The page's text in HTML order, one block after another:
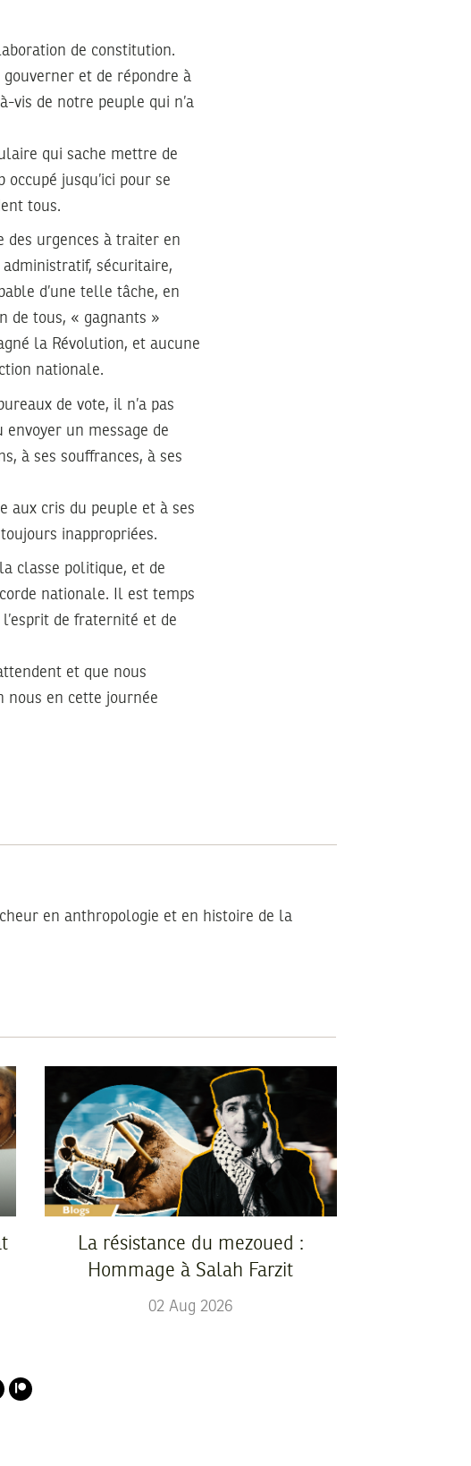
de constitution.
gouverner et de répondre à
vis de notre peuple qui n’a
qui sache mettre de
jusqu’ici pour se
tous.
urgences à traiter en
sécuritaire,
d’une telle tâche, en
de tous, « gagnants »
la Révolution, et aucune
nationale.
de vote, il n’a pas
un message de
à ses souffrances, à ses
aux cris du peuple et à ses
inappropriées.
classe politique, et de
nationale. Il est temps
de fraternité et de
et que nous
nous en cette journée
en anthropologie et en histoire de la
La résistance du mezoued :
Hommage à Salah Farzit
02 Aug 2026